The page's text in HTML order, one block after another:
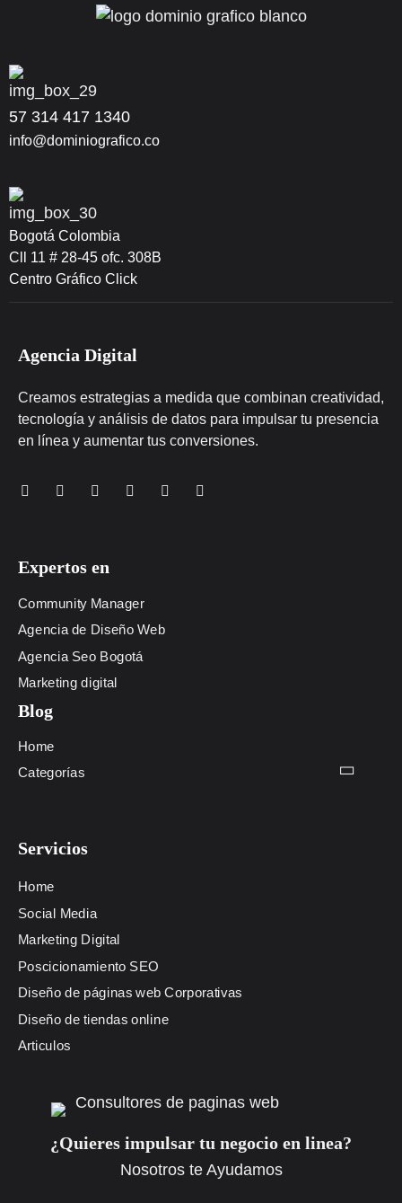
57 314 417 1340
info@dominiografico.co
Bogotá Colombia
Cll 11 # 28-45 ofc. 308B
Centro Gráfico Click
Agencia Digital
Creamos estrategias a medida que combinan creatividad,
tecnología y análisis de datos para impulsar tu presencia
en línea y aumentar tus conversiones.
Expertos en
Community Manager
Agencia de Diseño Web
Agencia Seo Bogotá
Marketing digital
Blog
Home
Categorías
Servicios
Home
Social Media
Marketing Digital
Poscicionamiento SEO
Diseño de páginas web Corporativas
Diseño de tiendas online
Articulos
¿Quieres impulsar tu negocio en linea?
Nosotros te Ayudamos